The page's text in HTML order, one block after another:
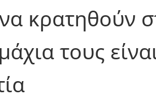
κρατηθούν
τους